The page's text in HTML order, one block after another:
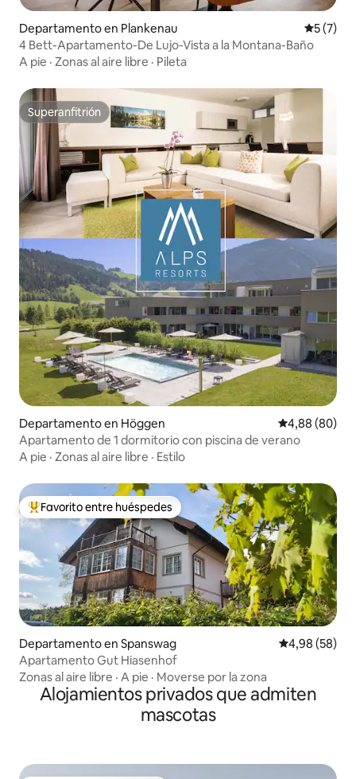
Departamento en Plankenau
5 (7)
4 Bett-Apartamento-De Lujo-Vista a la Montana-Baño
A pie · Zonas al aire libre · Pileta
Superanfitrión
Superanfitrión
Departamento en Höggen Calificación
4,88 (80)
Apartamento de 1 dormitorio con piscina de verano
A pie · Zonas al aire libre · Estilo
Favorito entre los huéspedes más destacados
Favorito entre huéspedes
Departamento en Spanswag Calificación
4,98 (58)
Apartamento Gut Hiasenhof
Zonas al aire libre · A pie · Moverse por la zona
Alojamientos privados que admiten
mascotas